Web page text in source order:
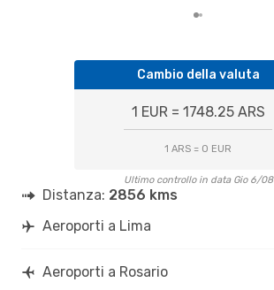
Cambio della valuta
1 EUR = 1748.25 ARS
1 ARS = 0 EUR
Ultimo controllo in data Gio 6/08
Distanza: 2856 kms
Aeroporti a Lima
Aeroporti a Rosario